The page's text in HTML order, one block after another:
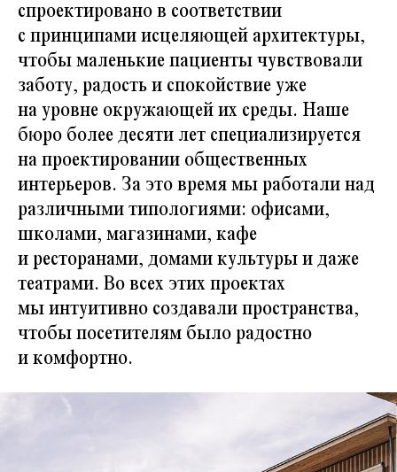
спроектировано в соответствии
с принципами исцеляющей архитектуры,
чтобы маленькие пациенты чувствовали
заботу, радость и спокойствие уже
на уровне окружающей их среды. Наше
бюро более десяти лет специализируется
на проектировании общественных
интерьеров. За это время мы работали над
различными типологиями: офисами,
школами, магазинами, кафе
и ресторанами, домами культуры и даже
театрами. Во всех этих проектах
мы интуитивно создавали пространства,
чтобы посетителям было радостно
и комфортно.